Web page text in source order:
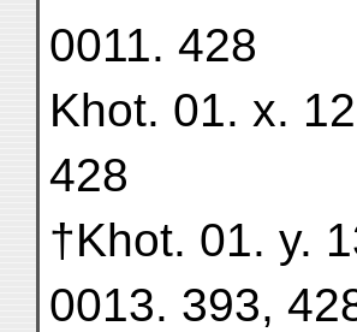
0011. 428
Khot. 01. x.
428
†Khot. 01. y.
0013. 393,